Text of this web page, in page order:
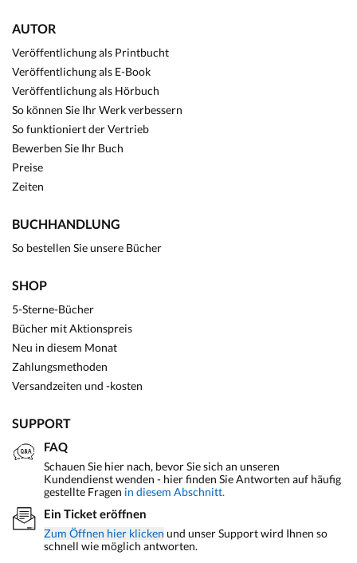
AUTOR
Veröffentlichung als Printbucht
Veröffentlichung als E-Book
Veröffentlichung als Hörbuch
So können Sie Ihr Werk verbessern
So funktioniert der Vertrieb
Bewerben Sie Ihr Buch
Preise
Zeiten
BUCHHANDLUNG
So bestellen Sie unsere Bücher
SHOP
5-Sterne-Bücher
Bücher mit Aktionspreis
Neu in diesem Monat
Zahlungsmethoden
Versandzeiten und -kosten
SUPPORT
FAQ
Schauen Sie hier nach, bevor Sie sich an unseren
Kundendienst wenden - hier finden Sie Antworten auf häufig
gestellte Fragen in diesem Abschnitt.
Ein Ticket eröffnen
Zum Öffnen hier klicken und unser Support wird Ihnen so
schnell wie möglich antworten.